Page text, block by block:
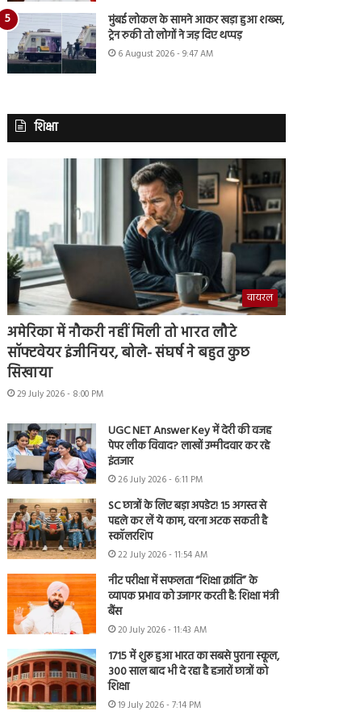
मुंबई लोकल के सामने आकर खड़ा हुआ शख्स,
ट्रेन रुकी तो लोगों ने जड़ दिए थप्पड़
6 August 2026 - 9:47 AM
शिक्षा
वायरल
अमेरिका में नौकरी नहीं मिली तो भारत लौटे
सॉफ्टवेयर इंजीनियर, बोले- संघर्ष ने बहुत कुछ
सिखाया
29 July 2026 - 8:00 PM
UGC NET Answer Key में देरी की वजह
पेपर लीक विवाद? लाखों उम्मीदवार कर रहे
इंतजार
26 July 2026 - 6:11 PM
SC छात्रों के लिए बड़ा अपडेट! 15 अगस्त से
पहले कर लें ये काम, वरना अटक सकती है
स्कॉलरशिप
22 July 2026 - 11:54 AM
नीट परीक्षा में सफलता “शिक्षा क्रांति” के
व्यापक प्रभाव को उजागर करती है: शिक्षा मंत्री
बैंस
20 July 2026 - 11:43 AM
1715 में शुरू हुआ भारत का सबसे पुराना स्कूल,
300 साल बाद भी दे रहा है हजारों छात्रों को
शिक्षा
19 July 2026 - 7:14 PM